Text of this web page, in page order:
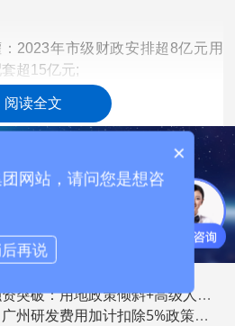
年市级财政安排超8亿元用
超15亿元;
市建成超200家科技企业孵化
金减免(最高100%)、M0用地优先
创贷”“高企贷”“瞪羚投”等产品
立“企业画像—政策匹配—申报
阅读全文
：用地政策倾斜+高级人才住房保障细则
研发费用加计扣除5%政策实操要点
×
网站，请问您是想咨
再说